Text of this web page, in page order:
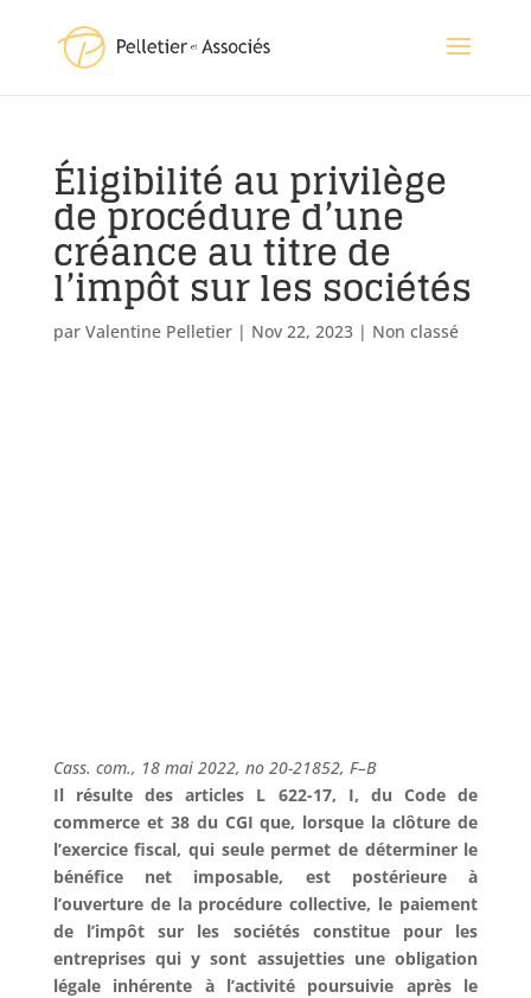
Éligibilité au privilège
de procédure d’une
créance au titre de
l’impôt sur les sociétés
par Valentine Pelletier| Nov 22, 2023| Non classé
Cass. com., 18 mai 2022, no 20-21852, F–B
Il résulte des articles L 622-17, I, du Code de
commerce et 38 du CGI que, lorsque la clôture de
l’exercice fiscal, qui seule permet de déterminer le
bénéfice net imposable, est postérieure à
l’ouverture de la procédure collective, le paiement
de l’impôt sur les sociétés constitue pour les
entreprises qui y sont assujetties une obligation
légale inhérente à l’activité poursuivie après le